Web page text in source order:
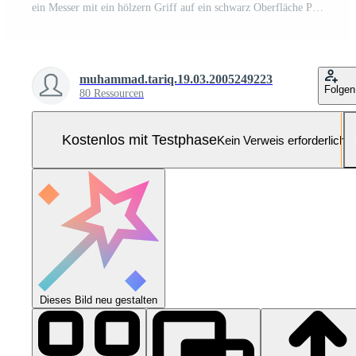
ein Messer mit ein hölzern Griff auf ein schwarz Oberfläche Pro Foto
muhammad.tariq.19.03.2005249223
80 Ressourcen Folgen
Kostenlos mit TestphaseKein Verweis erforderlich
Dieses Bild neu gestalten